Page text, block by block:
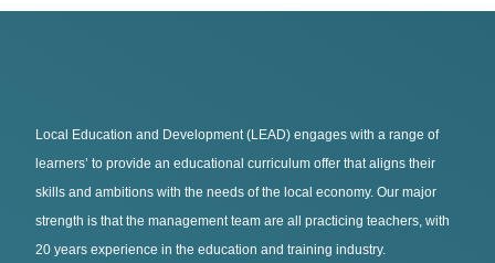
Local Education and Development (LEAD) engages with a range of
learners’ to provide an educational curriculum offer that aligns their
skills and ambitions with the needs of the local economy. Our major
strength is that the management team are all practicing teachers, with
20 years experience in the education and training industry.